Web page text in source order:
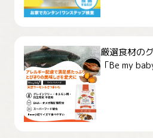
厳選食材の
「Be my